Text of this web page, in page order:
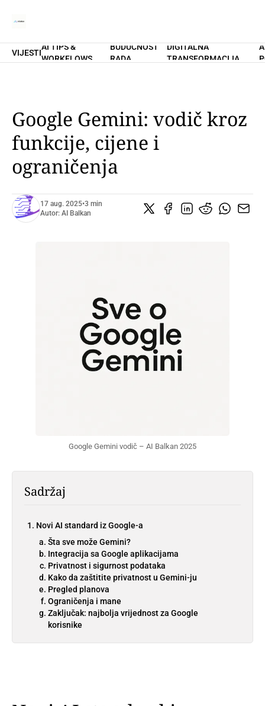
Home
PRETPLATI SE
VIJESTI
AI TIPS &
WORKFLOWS
BUDUĆNOST
RADA
DIGITALNA
TRANSFORMACIJA
Google Gemini: vodič kroz
funkcije, cijene i
ograničenja
17 aug. 2025•3 min
Autor: AI Balkan
Google Gemini vodič – AI Balkan 2025
Sadržaj
Novi AI standard iz Google-a
Šta sve može Gemini?
Integracija sa Google aplikacijama
Privatnost i sigurnost podataka
Kako da zaštitite privatnost u Gemini-ju
Pregled planova
Ograničenja i mane
Zaključak: najbolja vrijednost za Google
korisnike